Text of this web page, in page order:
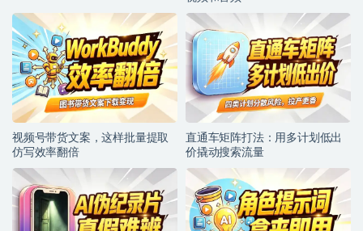
视频号带货文案，这样批量提取
仿写效率翻倍
直通车矩阵打法：用多计划低出
价撬动搜索流量